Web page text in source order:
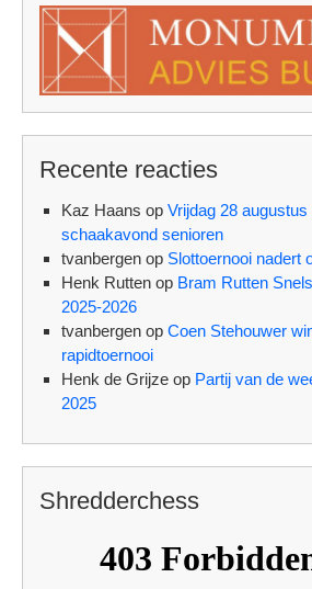
Recente reacties
Kaz Haans op Vrijdag 28
schaakavond senioren
tvanbergen op Slottoernooi nadert
Henk Rutten op Bram Rutten
2025-2026
tvanbergen op Coen Stehouwer
rapidtoernooi
Henk de Grijze op Partij van de
2025
Shredderchess